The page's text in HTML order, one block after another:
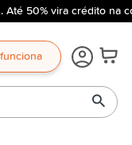
50% vira crédito na